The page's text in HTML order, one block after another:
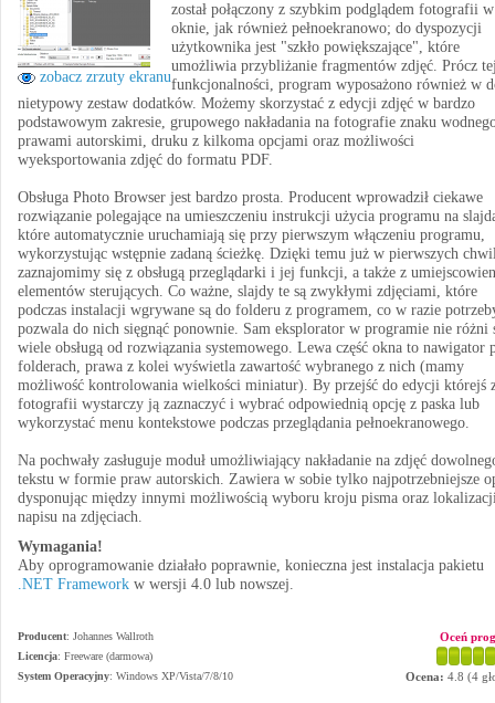
zobacz zrzuty ekranu
został połączony z szybkim podglądem fotografii w
oknie, jak również pełnoekranowo; do dyspozycji
użytkownika jest "szkło powiększające", które
umożliwia przybliżanie fragmentów zdjęć. Prócz
funkcjonalności, program wyposażono również w
nietypowy zestaw dodatków. Możemy skorzystać z edycji zdjęć w bardzo
podstawowym zakresie, grupowego nakładania na fotografie znaku
prawami autorskimi, druku z kilkoma opcjami oraz możliwości
wyeksportowania zdjęć do formatu PDF.
Obsługa Photo Browser jest bardzo prosta. Producent wprowadził ciekawe
rozwiązanie polegające na umieszczeniu instrukcji użycia programu na
które automatycznie uruchamiają się przy pierwszym włączeniu programu,
wykorzystując wstępnie zadaną ścieżkę. Dzięki temu już w pierwszych
zaznajomimy się z obsługą przeglądarki i jej funkcji, a także z
elementów sterujących. Co ważne, slajdy te są zwykłymi zdjęciami, które
podczas instalacji wgrywane są do folderu z programem, co w razie
pozwala do nich sięgnąć ponownie. Sam eksplorator w programie nie różni
wiele obsługą od rozwiązania systemowego. Lewa część okna to nawigator
folderach, prawa z kolei wyświetla zawartość wybranego z nich (mamy
możliwość kontrolowania wielkości miniatur). By przejść do edycji którejś
fotografii wystarczy ją zaznaczyć i wybrać odpowiednią opcję z paska lub
wykorzystać menu kontekstowe podczas przeglądania pełnoekranowego.
Na pochwały zasługuje moduł umożliwiający nakładanie na zdjęć
tekstu w formie praw autorskich. Zawiera w sobie tylko najpotrzebniejsze
dysponując między innymi możliwością wyboru kroju pisma oraz
napisu na zdjęciach.
Wymagania!
Aby oprogramowanie działało poprawnie, konieczna jest instalacja pakietu
.NET Framework w wersji 4.0 lub nowszej.
Producent: Johannes Wallroth
Licencja: Freeware (darmowa)
System Operacyjny: Windows XP/Vista/7/8/10
Oceń
Ocena: 4.8 (4